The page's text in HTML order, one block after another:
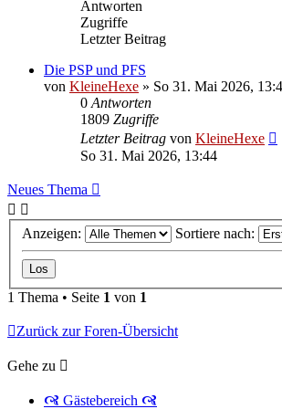
Antworten
Zugriffe
Letzter Beitrag
Die PSP und PFS
von KleineHexe » So 31. Mai 2026,
0 Antworten
1809 Zugriffe
Letzter Beitrag von KleineHexe
So 31. Mai 2026, 13:44
Neues Thema
Anzeigen: Sortiere nach:
1 Thema • Seite 1 von 1
Zurück zur Foren-Übersicht
Gehe zu
🙧 Gästebereich 🙧